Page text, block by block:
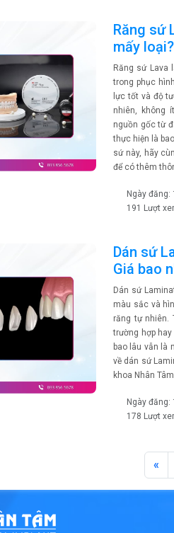
Răng sứ
mấy
Răng sứ Lava
trong phục
lực tốt và độ
nhiên, không
nguồn gốc từ
thực hiện là
sứ này, hãy
để có thêm
Ngày
191 Lượt
Dán sứ
Giá bao
Dán sứ
màu sắc và
răng tự nhiên.
trường hợp
bao lâu vẫn là
về dán sứ
khoa Nhân
Ngày
178 Lượt
«